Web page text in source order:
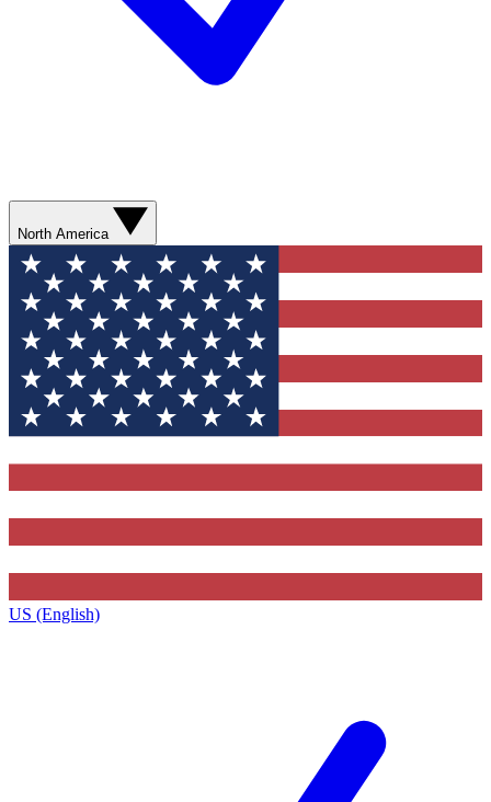
North America
US (English)